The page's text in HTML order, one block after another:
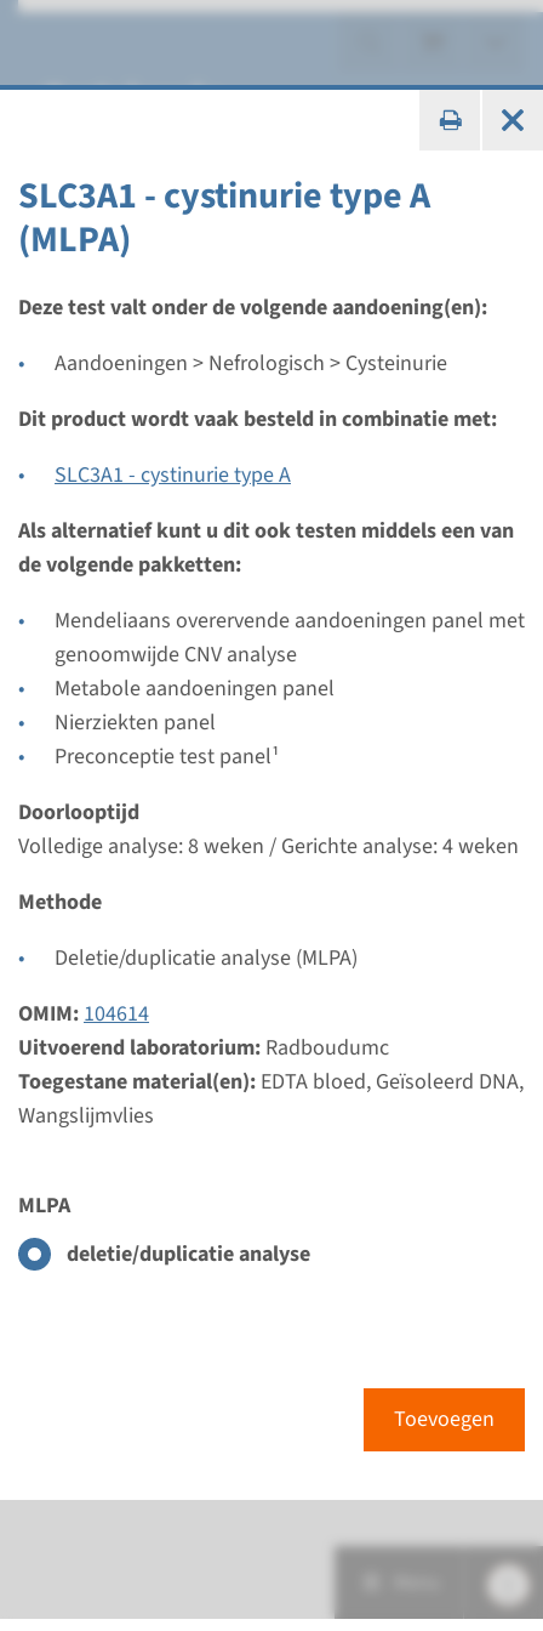
SLC3A1 - cystinurie type A
(MLPA)
Deze test valt onder de volgende aandoening(en):
Aandoeningen > Nefrologisch > Cysteinurie
Dit product wordt vaak besteld in combinatie met:
SLC3A1 - cystinurie type A
Als alternatief kunt u dit ook testen middels een van
de volgende pakketten:
Mendeliaans overervende aandoeningen panel met
genoomwijde CNV analyse
Metabole aandoeningen panel
Nierziekten panel
Preconceptie test panel¹
Doorlooptijd
Volledige analyse: 8 weken / Gerichte analyse: 4 weken
Methode
Deletie/duplicatie analyse (MLPA)
OMIM:104614
Uitvoerend laboratorium: Radboudumc
Toegestane material(en): EDTA bloed, Geïsoleerd DNA,
Wangslijmvlies
MLPA
deletie/duplicatie analyse
Toevoegen
Cysteinurie
Gen
SLC3A1 - cystinurie type A
Doorlooptijd
weken
Uitvoerend laboratorium
Bekijk
Toevoegen
Gen
SLC7A9 - cystinurie type B
Doorlooptijd
Volledige analyse: 8 weken / Gerichte analyse: 4
weken
Radboudumc
Bekijk
Toevoegen